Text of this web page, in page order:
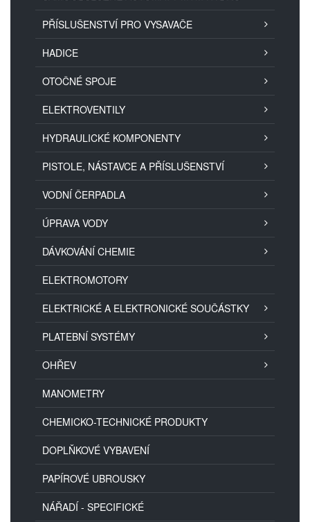
PŘÍSLUŠENSTVÍ PRO VYSAVAČE
HADICE
OTOČNÉ SPOJE
ELEKTROVENTILY
HYDRAULICKÉ KOMPONENTY
PISTOLE, NÁSTAVCE A PŘÍSLUŠENSTVÍ
VODNÍ ČERPADLA
ÚPRAVA VODY
DÁVKOVÁNÍ CHEMIE
ELEKTROMOTORY
ELEKTRICKÉ A ELEKTRONICKÉ SOUČÁSTKY
PLATEBNÍ SYSTÉMY
OHŘEV
MANOMETRY
CHEMICKO-TECHNICKÉ PRODUKTY
DOPLŇKOVÉ VYBAVENÍ
PAPÍROVÉ UBROUSKY
NÁŘADÍ - SPECIFICKÉ